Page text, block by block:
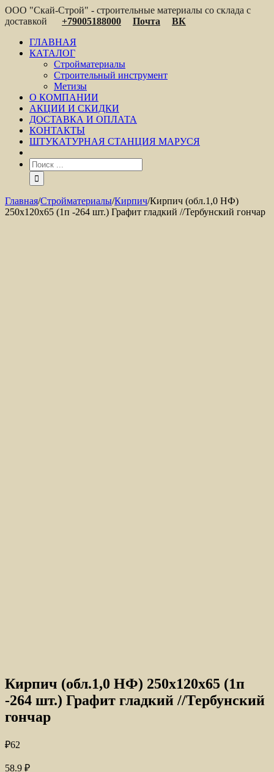
ООО "Скай-Строй" - строительные материалы со склада с
доставкой
+79005188000 Почта
ВК
ГЛАВНАЯ
КАТАЛОГ
Стройматериалы
Строительный инструмент
Метизы
О КОМПАНИИ
АКЦИИ И СКИДКИ
ДОСТАВКА И ОПЛАТА
КОНТАКТЫ
ШТУКАТУРНАЯ СТАНЦИЯ МАРУСЯ
Главная/Стройматериалы/Кирпич/Кирпич (обл.1,0 НФ)
250x120x65 (1п -264 шт.) Графит гладкий //Тербунский гончар
Кирпич (обл.1,0 НФ) 250x120x65 (1п
-264 шт.) Графит гладкий //Тербунский
гончар
₽62
58.9 ₽